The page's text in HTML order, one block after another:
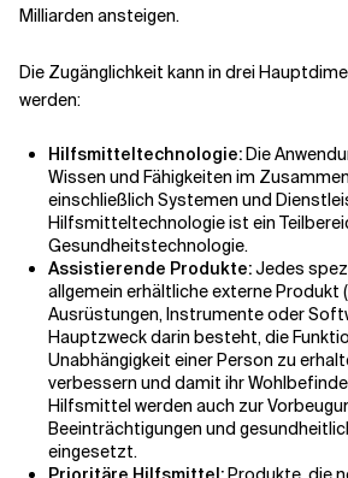
Milliarden ansteigen.
Die Zugänglichkeit kann in drei
werden:
Hilfsmitteltechnologie:Die
Wissen und Fähigkeiten im
einschließlich Systemen und
Hilfsmitteltechnologie ist ein
Gesundheitstechnologie.
Assistierende Produkte:Jedes
allgemein erhältliche externe Produkt
Ausrüstungen, Instrumente oder
Hauptzweck darin besteht, die
Unabhängigkeit einer Person zu
verbessern und damit ihr
Hilfsmittel werden auch zur
Beeinträchtigungen und
eingesetzt.